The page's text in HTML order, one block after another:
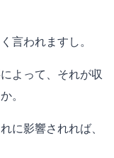
言われますし。
よって、それが収
。
に影響されれば、